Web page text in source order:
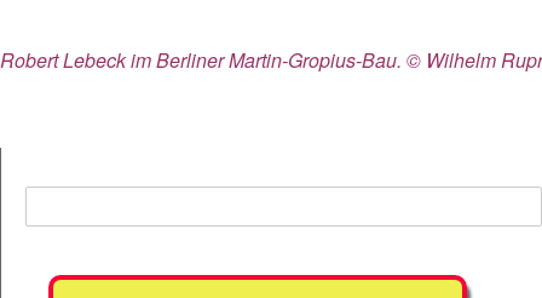
Robert Lebeck im Berliner Martin-Gropius-Bau. © Wilhelm